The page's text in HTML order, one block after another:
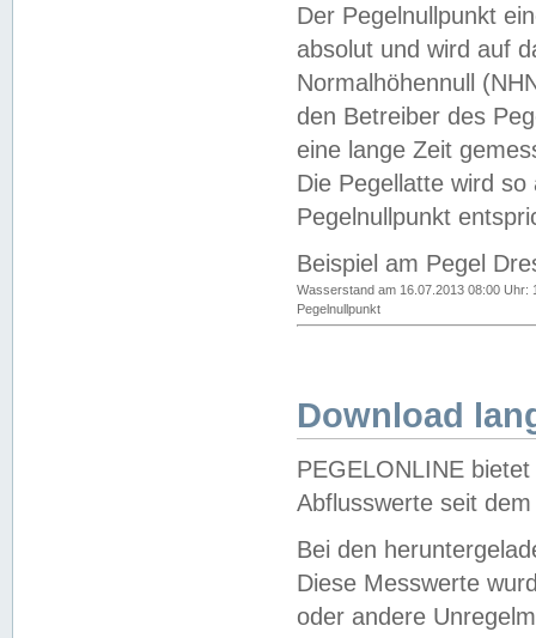
Der Pegelnullpunkt
absolut und wird auf
Normalhöhennull
den Betreiber des
eine lange Zeit
Die Pegellatte wird
Pegelnullpunkt
Beispiel am Pegel
Wasserstand am 16.07.2013 08:00 Uhr:
Pegelnullpunkt
Download
PEGELONLINE
Abflusswerte seit
Bei den
Diese Messwerte
oder andere